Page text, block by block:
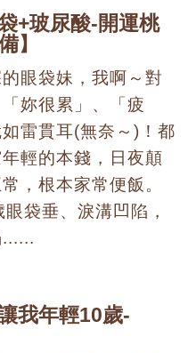
+玻尿酸-開運桃
眼袋妹，我啊～對
妳很累」、「疲
雷貫耳(無奈～)！都
輕的本錢，日夜顛
，根本家常便飯。
袋垂、淚溝凹陷，
我年輕10歲-